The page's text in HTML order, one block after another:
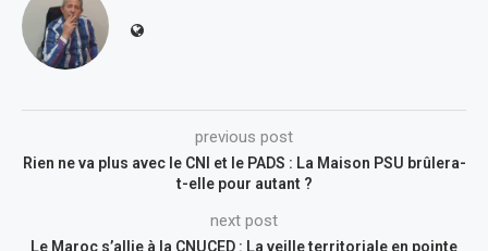
previous post
Rien ne va plus avec le CNI et le PADS : La Maison PSU brûlera-
t-elle pour autant ?
next post
Le Maroc s’allie à la CNUCED : La veille territoriale en pointe